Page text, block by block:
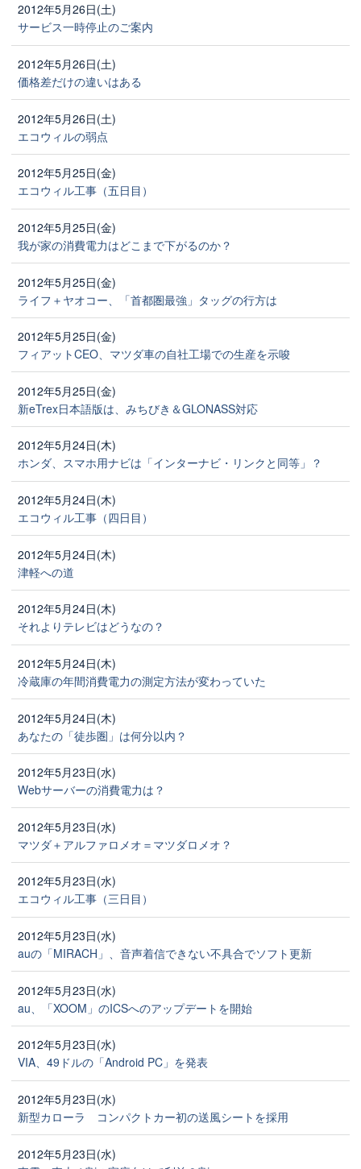
2012年5月26日(土)
サービス一時停止のご案内
2012年5月26日(土)
価格差だけの違いはある
2012年5月26日(土)
エコウィルの弱点
2012年5月25日(金)
エコウィル工事（五日目）
2012年5月25日(金)
我が家の消費電力はどこまで下がるのか？
2012年5月25日(金)
ライフ＋ヤオコー、「首都圏最強」タッグの行方は
2012年5月25日(金)
フィアットCEO、マツダ車の自社工場での生産を示唆
2012年5月25日(金)
新eTrex日本語版は、みちびき＆GLONASS対応
2012年5月24日(木)
ホンダ、スマホ用ナビは「インターナビ・リンクと同等」？
2012年5月24日(木)
エコウィル工事（四日目）
2012年5月24日(木)
津軽への道
2012年5月24日(木)
それよりテレビはどうなの？
2012年5月24日(木)
冷蔵庫の年間消費電力の測定方法が変わっていた
2012年5月24日(木)
あなたの「徒歩圏」は何分以内？
2012年5月23日(水)
Webサーバーの消費電力は？
2012年5月23日(水)
マツダ＋アルファロメオ＝マツダロメオ？
2012年5月23日(水)
エコウィル工事（三日目）
2012年5月23日(水)
auの「MIRACH」、音声着信できない不具合でソフト更新
2012年5月23日(水)
au、「XOOM」のICSへのアップデートを開始
2012年5月23日(水)
VIA、49ドルの「Android PC」を発表
2012年5月23日(水)
新型カローラ コンパクトカー初の送風シートを採用
2012年5月23日(水)